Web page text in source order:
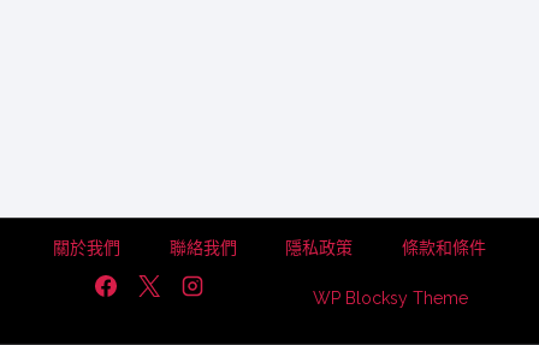
關於我們 聯絡我們 隱私政策 條款和條件
WP Blocksy Theme